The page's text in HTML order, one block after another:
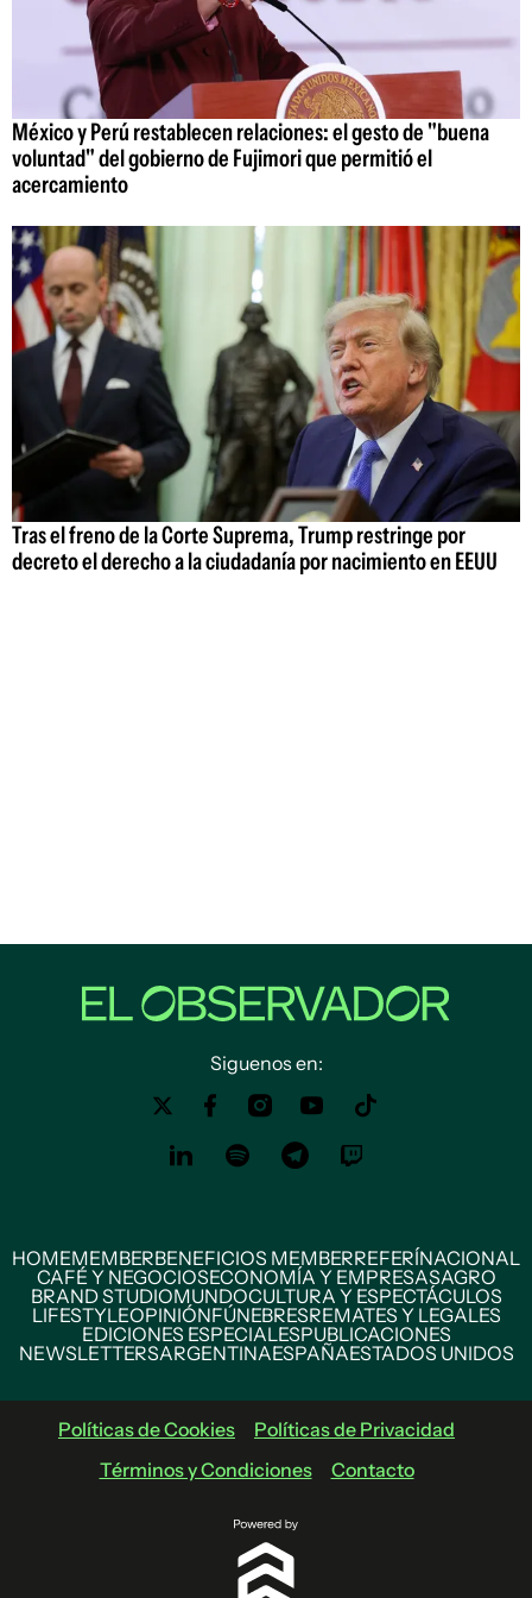
México y Perú restablecen relaciones: el gesto de "buena
voluntad" del gobierno de Fujimori que permitió el
acercamiento
Tras el freno de la Corte Suprema, Trump restringe por
decreto el derecho a la ciudadanía por nacimiento en EEUU
Siguenos en:
HOMEMEMBERBENEFICIOS MEMBERREFERÍNACIONAL
CAFÉ Y NEGOCIOSECONOMÍA Y EMPRESASAGRO
BRAND STUDIOMUNDOCULTURA Y ESPECTÁCULOS
LIFESTYLEOPINIÓNFÚNEBRESREMATES Y LEGALES
EDICIONES ESPECIALESPUBLICACIONES
NEWSLETTERSARGENTINAESPAÑAESTADOS UNIDOS
Políticas de Cookies
Políticas de Privacidad
Términos y Condiciones
Contacto